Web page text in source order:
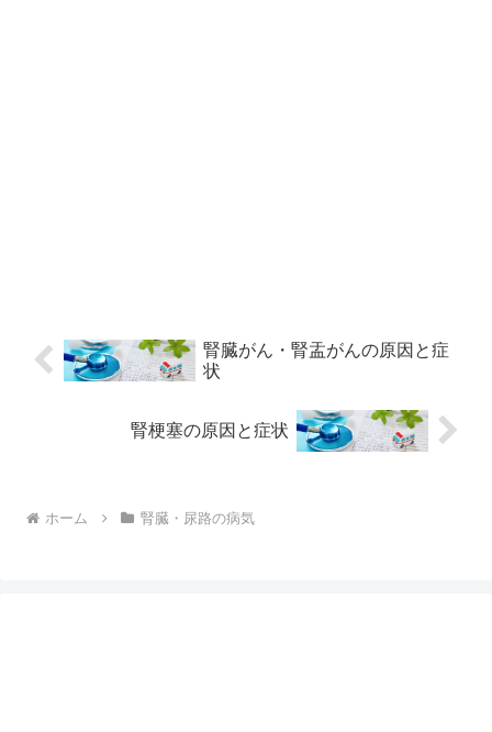
腎臓がん・腎盂がんの原因と症
状
腎梗塞の原因と症状
ホーム 腎臓・尿路の病気